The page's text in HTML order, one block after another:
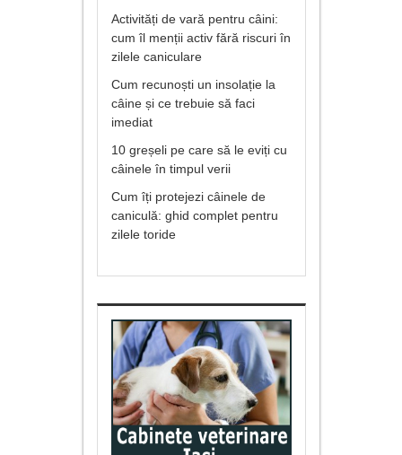
Activități de vară pentru câini:
cum îl menții activ fără riscuri în
zilele caniculare
Cum recunoști un insolație la
câine și ce trebuie să faci
imediat
10 greșeli pe care să le eviți cu
câinele în timpul verii
Cum îți protejezi câinele de
caniculă: ghid complet pentru
zilele toride